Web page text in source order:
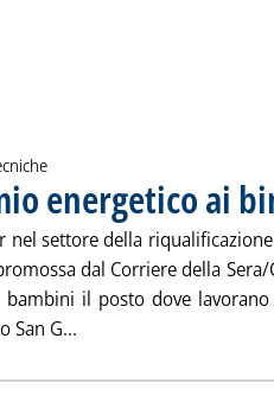
energetico ai
nel settore della
dal Corriere della
il posto dove
San G...